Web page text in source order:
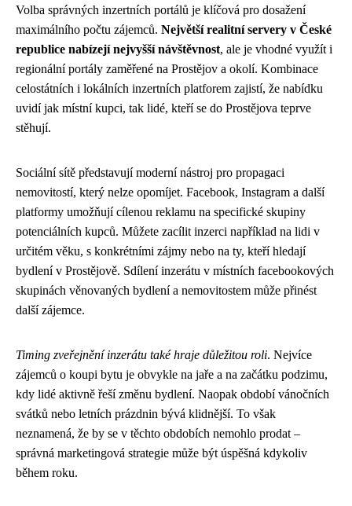
Volba správných inzertních portálů je klíčová pro dosažení
maximálního počtu zájemců. Největší realitní servery v České
republice nabízejí nejvyšší návštěvnost, ale je vhodné využít i
regionální portály zaměřené na Prostějov a okolí. Kombinace
celostátních i lokálních inzertních platforem zajistí, že nabídku
uvidí jak místní kupci, tak lidé, kteří se do Prostějova teprve
stěhují.
Sociální sítě představují moderní nástroj pro propagaci
nemovitostí, který nelze opomíjet. Facebook, Instagram a další
platformy umožňují cílenou reklamu na specifické skupiny
potenciálních kupců. Můžete zacílit inzerci například na lidi v
určitém věku, s konkrétními zájmy nebo na ty, kteří hledají
bydlení v Prostějově. Sdílení inzerátu v místních facebookových
skupinách věnovaných bydlení a nemovitostem může přinést
další zájemce.
Timing zveřejnění inzerátu také hraje důležitou roli. Nejvíce
zájemců o koupi bytu je obvykle na jaře a na začátku podzimu,
kdy lidé aktivně řeší změnu bydlení. Naopak období vánočních
svátků nebo letních prázdnin bývá klidnější. To však
neznamená, že by se v těchto obdobích nemohlo prodat –
správná marketingová strategie může být úspěšná kdykoliv
během roku.